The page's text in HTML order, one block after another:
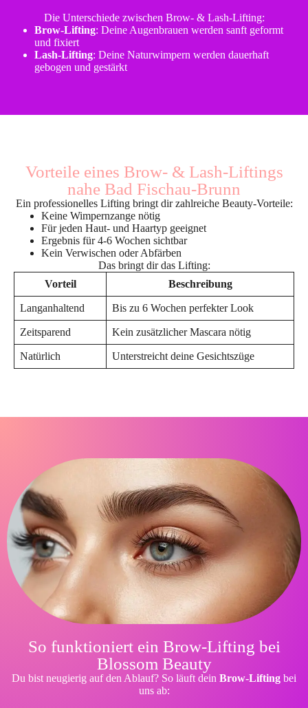
Die Unterschiede zwischen Brow- & Lash-Lifting:
Brow-Lifting: Deine Augenbrauen werden sanft geformt
und fixiert
Lash-Lifting: Deine Naturwimpern werden dauerhaft
gebogen und gestärkt
Vorteile eines Brow- & Lash-Liftings
nahe Bad Fischau-Brunn
Ein professionelles Lifting bringt dir zahlreiche Beauty-Vorteile:
Keine Wimpernzange nötig
Für jeden Haut- und Haartyp geeignet
Ergebnis für 4-6 Wochen sichtbar
Kein Verwischen oder Abfärben
Das bringt dir das Lifting:
Vorteil
Beschreibung
Langanhaltend Bis zu 6 Wochen perfekter Look
Zeitsparend Kein zusätzlicher Mascara nötig
Natürlich Unterstreicht deine Gesichtszüge
So funktioniert ein Brow-Lifting bei
Blossom Beauty
Du bist neugierig auf den Ablauf? So läuft dein Brow-Lifting bei
uns ab: